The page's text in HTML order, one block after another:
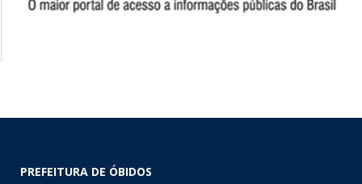
PREFEITURA DE ÓBIDOS